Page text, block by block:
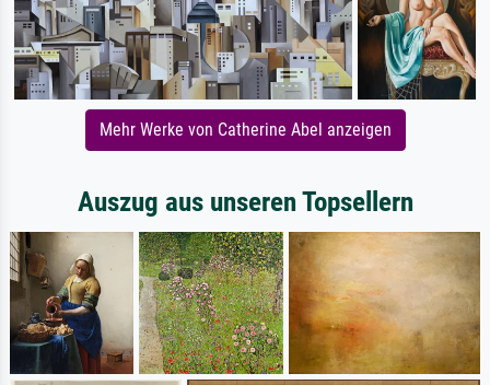
Mehr Werke von Catherine Abel anzeigen
Auszug aus unseren Topsellern